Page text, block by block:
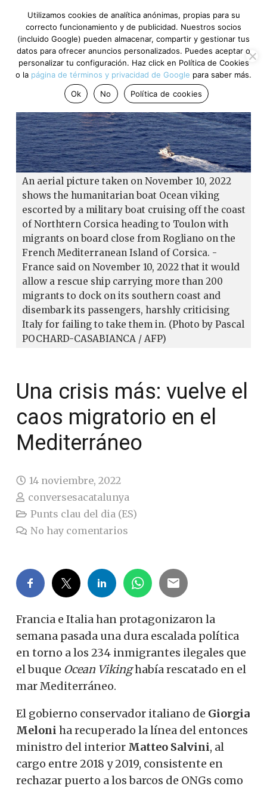
An aerial picture taken on November 10, 2022
shows the humanitarian boat Ocean viking
escorted by a military boat cruising off the coast
of Northtern Corsica heading to Toulon with
migrants on board close from Rogliano on the
French Mediterranean Island of Corsica. -
France said on November 10, 2022 that it would
allow a rescue ship carrying more than 200
migrants to dock on its southern coast and
disembark its passengers, harshly criticising
Italy for failing to take them in. (Photo by Pascal
POCHARD-CASABIANCA / AFP)
Una crisis más: vuelve el
caos migratorio en el
Mediterráneo
14 noviembre, 2022
conversesacatalunya
Punts clau del dia (ES)
No hay comentarios
Francia e Italia han protagonizaron la
semana pasada una dura escalada política
en torno a los 234 inmigrantes ilegales que
el buque Ocean Vikinghabía rescatado en el
mar Mediterráneo.
El gobierno conservador italiano de Giorgia
Meloni ha recuperado la línea del entonces
ministro del interior Matteo Salvini, al
cargo entre 2018 y 2019, consistente en
rechazar puerto a los barcos de ONGs como
Utilizamos cookies de analítica anónimas, propias para su
correcto funcionamiento y de publicidad. Nuestros socios
(incluido Google) pueden almacenar, compartir y gestionar tus
datos para ofrecer anuncios personalizados. Puedes aceptar o
personalizar tu configuración. Haz click en Política de Cookies
o la página de términos y privacidad de Google para saber más.
Ok
No Política de cookies